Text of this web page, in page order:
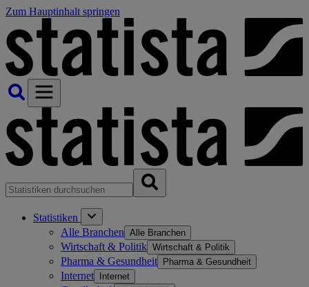
Zum Hauptinhalt springen
Statistiken
Alle Branchen Alle Branchen
Wirtschaft & Politik Wirtschaft & Politik
Pharma & Gesundheit Pharma & Gesundheit
Internet Internet